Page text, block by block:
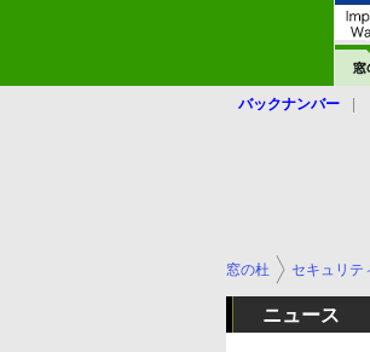
バックナンバー
窓の杜 セキュリテ
ニュース